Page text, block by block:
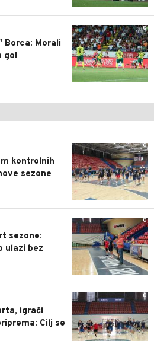
0
Borca: Morali
gol
0
kontrolnih
sezone
0
sezone:
ulazi bez
0
igrači
Cilj se